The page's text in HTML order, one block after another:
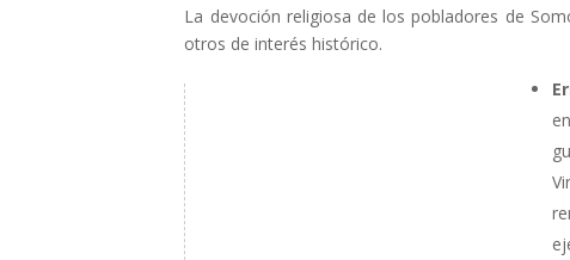
La devoción religiosa de los pobladores de
otros de interés histórico.